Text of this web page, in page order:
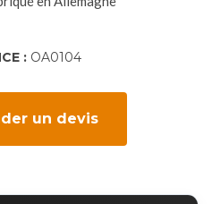
: OA0104
un devis